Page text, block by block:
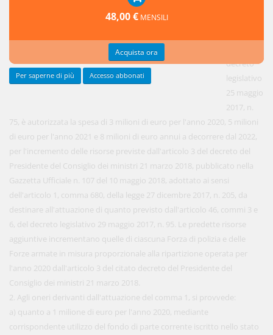
decreto
legislativo
25 maggio
2017, n.
75, è autorizzata la spesa di 3 milioni di euro per l'anno 2020, 5 milioni
di euro per l'anno 2021 e 8 milioni di euro annui a decorrere dal 2022,
per l'incremento delle risorse previste dall'articolo 3 del decreto del
Presidente del Consiglio dei ministri 21 marzo 2018, pubblicato nella
Gazzetta Ufficiale n. 107 del 10 maggio 2018, adottato ai sensi
dell'articolo 1, comma 680, della legge 27 dicembre 2017, n. 205, da
destinare all'attuazione di quanto previsto dall'articolo 46, commi 3 e
6, del decreto legislativo 29 maggio 2017, n. 95. Le predette risorse
aggiuntive incrementano quelle di ciascuna Forza di polizia e delle
Forze armate in misura proporzionale alla ripartizione operata per
l'anno 2020 dall'articolo 3 del citato decreto del Presidente del
Consiglio dei ministri 21 marzo 2018.
2. Agli oneri derivanti dall'attuazione del comma 1, si provvede:
a) quanto a 1 milione di euro per l'anno 2020, mediante
corrispondente utilizzo del fondo di parte corrente iscritto nello stato
48,00 € MENSILI
Acquista ora
Per saperne di più Accesso abbonati